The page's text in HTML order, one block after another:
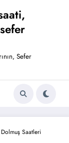
Sefer
Dolmuş Saatleri